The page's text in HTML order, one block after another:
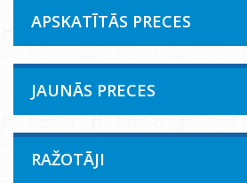
APSKATĪTĀS PRECES
JAUNĀS PRECES
RAŽOTĀJI